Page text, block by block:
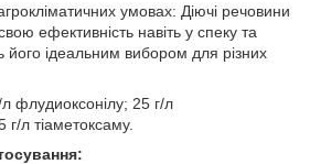
умовах: Діючі речовини
ефективність навіть у спеку та
його ідеальним вибором для різних
л флудиоксонілу; 25 г/л
л тіаметоксаму.